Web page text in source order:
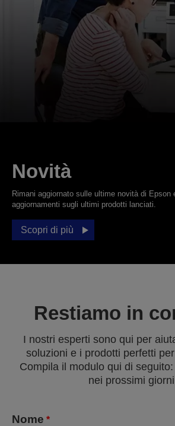
Novità
Rimani aggiornato sulle ultime novità di Epson
aggiornamenti sugli ultimi prodotti lanciati.
Scopri di più
Restiamo in
I nostri esperti sono qui per
soluzioni e i prodotti perfetti
Compila il modulo qui di
nei prossimi
Nome *